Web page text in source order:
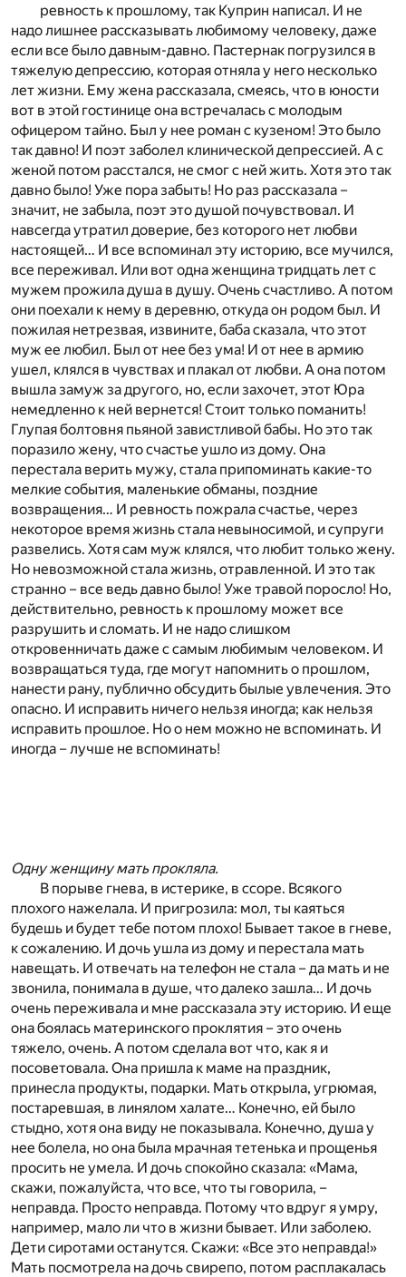
ревность к прошлому, так Куприн написал. И не
надо лишнее рассказывать любимому человеку, даже
если все было давным-давно. Пастернак погрузился в
тяжелую депрессию, которая отняла у него несколько
лет жизни. Ему жена рассказала, смеясь, что в юности
вот в этой гостинице она встречалась с молодым
офицером тайно. Был у нее роман с кузеном! Это было
так давно! И поэт заболел клинической депрессией. А с
женой потом расстался, не смог с ней жить. Хотя это так
давно было! Уже пора забыть! Но раз рассказала –
значит, не забыла, поэт это душой почувствовал. И
навсегда утратил доверие, без которого нет любви
настоящей… И все вспоминал эту историю, все мучился,
все переживал. Или вот одна женщина тридцать лет с
мужем прожила душа в душу. Очень счастливо. А потом
они поехали к нему в деревню, откуда он родом был. И
пожилая нетрезвая, извините, баба сказала, что этот
муж ее любил. Был от нее без ума! И от нее в армию
ушел, клялся в чувствах и плакал от любви. А она потом
вышла замуж за другого, но, если захочет, этот Юра
немедленно к ней вернется! Стоит только поманить!
Глупая болтовня пьяной завистливой бабы. Но это так
поразило жену, что счастье ушло из дому. Она
перестала верить мужу, стала припоминать какие-то
мелкие события, маленькие обманы, поздние
возвращения… И ревность пожрала счастье, через
некоторое время жизнь стала невыносимой, и супруги
развелись. Хотя сам муж клялся, что любит только жену.
Но невозможной стала жизнь, отравленной. И это так
странно – все ведь давно было! Уже травой поросло! Но,
действительно, ревность к прошлому может все
разрушить и сломать. И не надо слишком
откровенничать даже с самым любимым человеком. И
возвращаться туда, где могут напомнить о прошлом,
нанести рану, публично обсудить былые увлечения. Это
опасно. И исправить ничего нельзя иногда; как нельзя
исправить прошлое. Но о нем можно не вспоминать. И
иногда – лучше не вспоминать!
Одну женщину мать прокляла.
В порыве гнева, в истерике, в ссоре. Всякого
плохого нажелала. И пригрозила: мол, ты каяться
будешь и будет тебе потом плохо! Бывает такое в гневе,
к сожалению. И дочь ушла из дому и перестала мать
навещать. И отвечать на телефон не стала – да мать и не
звонила, понимала в душе, что далеко зашла… И дочь
очень переживала и мне рассказала эту историю. И еще
она боялась материнского проклятия – это очень
тяжело, очень. А потом сделала вот что, как я и
посоветовала. Она пришла к маме на праздник,
принесла продукты, подарки. Мать открыла, угрюмая,
постаревшая, в линялом халате… Конечно, ей было
стыдно, хотя она виду не показывала. Конечно, душа у
нее болела, но она была мрачная тетенька и прощенья
просить не умела. И дочь спокойно сказала: «Мама,
скажи, пожалуйста, что все, что ты говорила, –
неправда. Просто неправда. Потому что вдруг я умру,
например, мало ли что в жизни бывает. Или заболею.
Дети сиротами останутся. Скажи: «Все это неправда!»
Мать посмотрела на дочь свирепо, потом расплакалась